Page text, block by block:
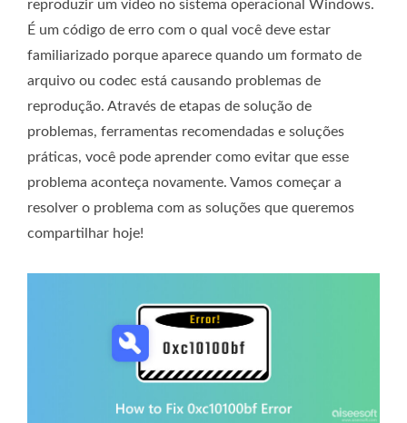
reproduzir um vídeo no sistema operacional Windows.
É um código de erro com o qual você deve estar
familiarizado porque aparece quando um formato de
arquivo ou codec está causando problemas de
reprodução. Através de etapas de solução de
problemas, ferramentas recomendadas e soluções
práticas, você pode aprender como evitar que esse
problema aconteça novamente. Vamos começar a
resolver o problema com as soluções que queremos
compartilhar hoje!